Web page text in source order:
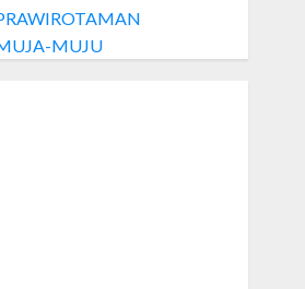
MUJU